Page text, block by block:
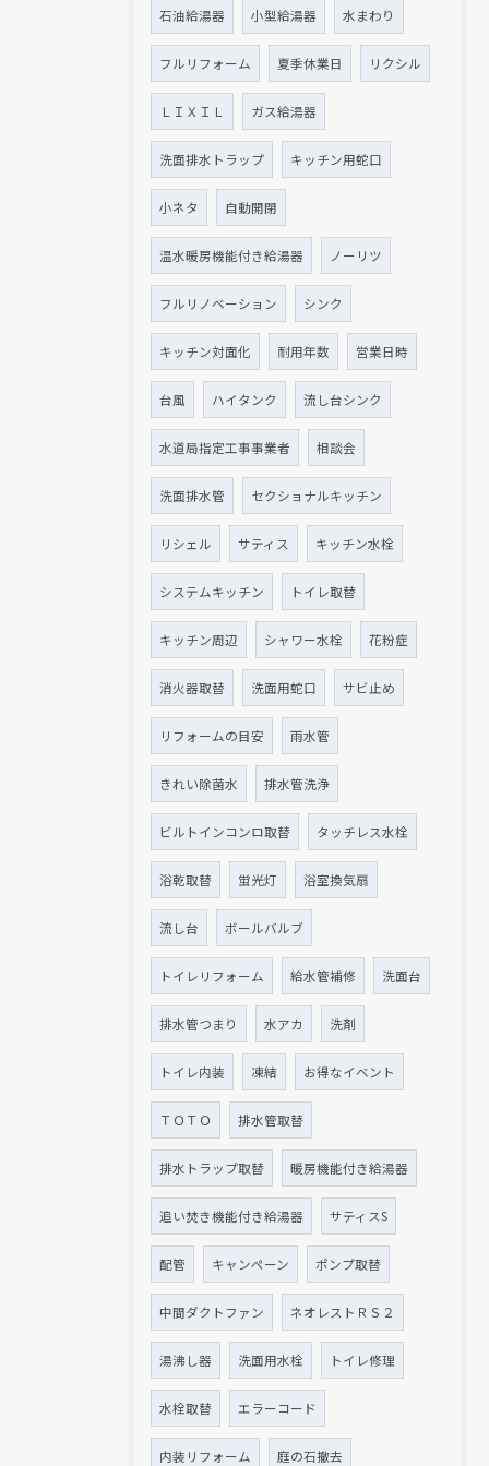
石油給湯器 小型給湯器 水まわり
フルリフォーム 夏季休業日 リクシル
ＬＩＸＩＬ ガス給湯器
洗面排水トラップ キッチン用蛇口
小ネタ 自動開閉
温水暖房機能付き給湯器 ノーリツ
フルリノベーション シンク
キッチン対面化 耐用年数 営業日時
台風 ハイタンク 流し台シンク
水道局指定工事事業者 相談会
洗面排水管 セクショナルキッチン
リシェル サティス キッチン水栓
システムキッチン トイレ取替
キッチン周辺 シャワー水栓 花粉症
消火器取替 洗面用蛇口 サビ止め
リフォームの目安 雨水管
きれい除菌水 排水管洗浄
ビルトインコンロ取替 タッチレス水栓
浴乾取替 蛍光灯 浴室換気扇
流し台 ボールバルブ
トイレリフォーム 給水管補修 洗面台
排水管つまり 水アカ 洗剤
トイレ内装 凍結 お得なイベント
ＴＯＴＯ 排水管取替
排水トラップ取替 暖房機能付き給湯器
追い焚き機能付き給湯器 サティスS
配管 キャンペーン ポンプ取替
中間ダクトファン ネオレストＲＳ２
湯沸し器 洗面用水栓 トイレ修理
水栓取替 エラーコード
内装リフォーム 庭の石撤去